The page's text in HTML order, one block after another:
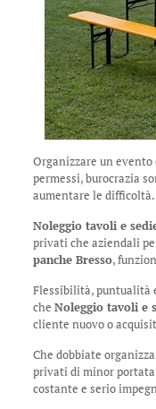
Organizzare un
permessi, burocrazia
aumentare le difficoltà.
Noleggio tavoli e
privati che aziendali
panche Bresso,
Flessibilità, puntualità
che Noleggio tavoli e
cliente nuovo o
Che dobbiate
privati di minor
costante e serio